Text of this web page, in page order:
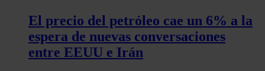
sitio web con nuestros partners de redes sociales,
análisis web, quienes pueden combinarla con otra
haya proporcionado o que hayan recopilado a partir del uso
El precio del petróleo cae un 6% a la
espera de nuevas conversaciones
entre EEUU e Irán